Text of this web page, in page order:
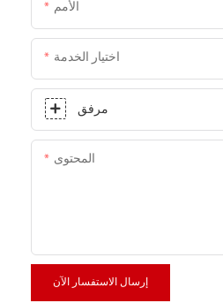
الأمم
اختيار الخدمة
مرفق
المحتوى
إرسال الاستفسار الآن